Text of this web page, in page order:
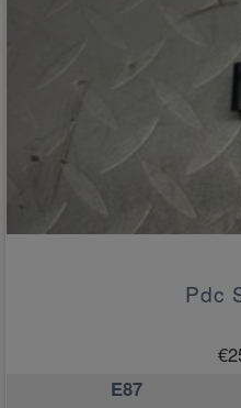
Pdc
€
E87